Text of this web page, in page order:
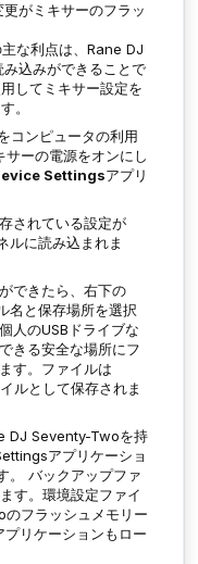
がミキサーのフラッ
な利点は、Rane DJ
込みができることで
してミキサー設定を
。
コンピュータの利用
ーの電源をオンにし
Settingsアプリ
されている設定が
ルに読み込まれま
できたら、右下の
名と保存場所を選択
人のUSBドライブな
きる安全な場所にフ
す。ファイルは
ルとして保存されま
DJ Seventy-Twoを持
アプリケーショ
。 バックアップファ
す。環境設定ファイ
フラッシュメモリー
リケーションもロー